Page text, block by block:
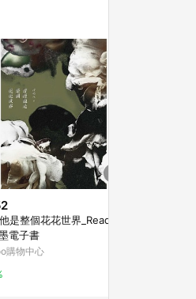
是整個花花世界_Readmo
電子書
購物中心